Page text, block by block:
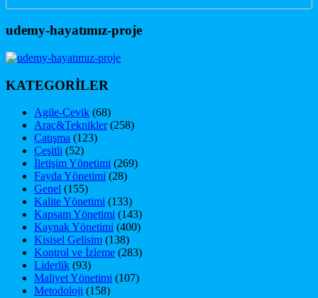
udemy-hayatımız-proje
KATEGORİLER
Agile-Çevik (68)
Araç&Teknikler(258)
Çatışma (123)
Çeşitli (52)
İletişim Yönetimi (269)
Fayda Yönetimi (28)
Genel (155)
Kalite Yönetimi (133)
Kapsam Yönetimi (143)
Kaynak Yönetimi (400)
Kisisel Gelisim (138)
Kontrol ve İzleme (283)
Liderlik (93)
Maliyet Yönetimi (107)
Metodoloji (158)